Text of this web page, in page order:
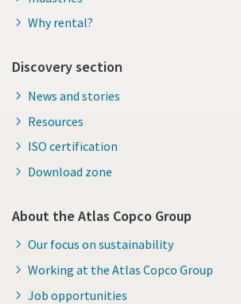
Why rental?
Discovery section
News and stories
Resources
ISO certification
Download zone
About the Atlas Copco Group
Our focus on sustainability
Working at the Atlas Copco Group
Job opportunities